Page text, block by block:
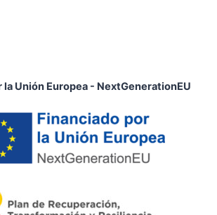
la Unión Europea - NextGenerationEU